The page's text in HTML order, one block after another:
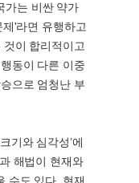
가는 비싼 약가
'라면 유행하고
이 합리적이고
동이 다른 이중
으로 엄청난 부
기와 심각성’에
해법이 현재와